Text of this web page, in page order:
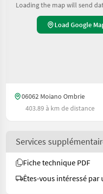
Loading the map will send
Load Google
06062 Moiano Ombrie
403.89 à km de distance
Services
Fiche technique PDF
Êtes-vous intéressé par